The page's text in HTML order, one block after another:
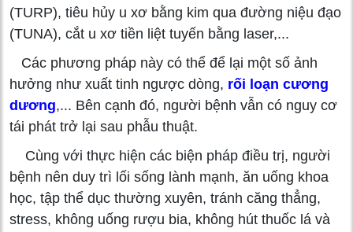
(TURP), tiêu hủy u xơ bằng kim qua đường niệu đạo
(TUNA), cắt u xơ tiền liệt tuyến bằng laser,...
Các phương pháp này có thể để lại một số ảnh
hưởng như xuất tinh ngược dòng, rối loạn cương
dương,... Bên cạnh đó, người bệnh vẫn có nguy cơ
tái phát trở lại sau phẫu thuật.
Cùng với thực hiện các biện pháp điều trị, người
bệnh nên duy trì lối sống lành mạnh, ăn uống khoa
học, tập thể dục thường xuyên, tránh căng thẳng,
stress, không uống rượu bia, không hút thuốc lá và